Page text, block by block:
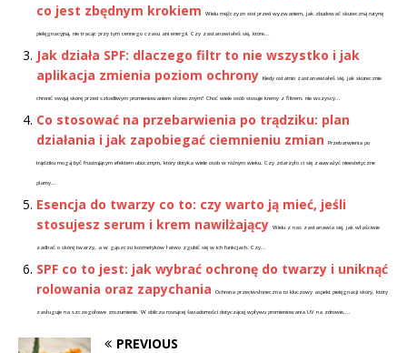
co jest zbędnym krokiem
Wielu mężczyzn stoi przed wyzwaniem, jak zbudować skuteczną rutynę
pielęgnacyjną, nie tracąc przy tym cennego czasu ani energii. Czy zastanawiałeś się, które...
Jak działa SPF: dlaczego filtr to nie wszystko i jak
aplikacja zmienia poziom ochrony Kiedy ostatnio zastanawiałeś się, jak skutecznie
chronić swoją skórę przed szkodliwym promieniowaniem słonecznym? Choć wiele osób stosuje kremy z filtrem, nie wszyscy...
Co stosować na przebarwienia po trądziku: plan
działania i jak zapobiegać ciemnieniu zmian
Przebarwienia po
trądziku mogą być frustrującym efektem ubocznym, który dotyka wiele osób w różnym wieku. Czy zdarzyło ci się zauważyć nieestetyczne
plamy...
Esencja do twarzy co to: czy warto ją mieć, jeśli
stosujesz serum i krem nawilżający Wielu z nas zastanawia się, jak właściwie
zadbać o skórę twarzy, a w gąszczu kosmetyków łatwo zgubić się w ich funkcjach. Czy...
SPF co to jest: jak wybrać ochronę do twarzy i uniknąć
rolowania oraz zapychania
Ochrona przeciwsłoneczna to kluczowy aspekt pielęgnacji skóry, który
zasługuje na szczegółowe zrozumienie. W obliczu rosnącej świadomości dotyczącej wpływu promieniowania UV na zdrowie,...
PREVIOUS